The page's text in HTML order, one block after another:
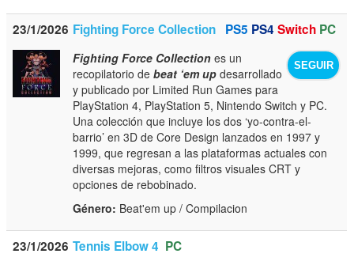
23/1/2026 Fighting Force Collection PS5 PS4 Switch PC
SEGUIR
Fighting Force Collection es un
recopilatorio debeat ‘em up desarrollado
y publicado por Limited Run Games para
PlayStation 4, PlayStation 5, Nintendo Switch y PC.
Una colección que incluye los dos ‘yo-contra-el-
barrio’ en 3D de Core Design lanzados en 1997 y
1999, que regresan a las plataformas actuales con
diversas mejoras, como filtros visuales CRT y
opciones de rebobinado.
Género: Beat'em up / Compilacion
23/1/2026 Tennis Elbow 4 PC